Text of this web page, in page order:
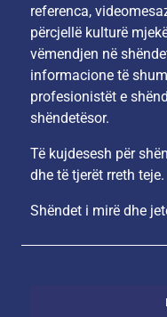
referenca,
përcjellë kulturë
vëmendjen në
informacione të
profesionistët e
shëndetësor.
Të kujdesesh për
dhe të tjerët rreth teje.
Shëndet i mirë dhe